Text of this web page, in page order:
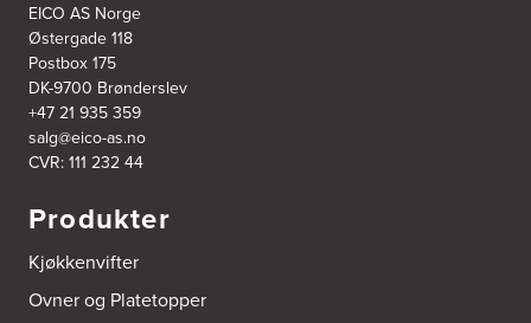
EICO AS Norge
Østergade 118
Postbox 175
DK-9700 Brønderslev
+47 21 935 359
salg@eico-as.no
CVR: 111 232 44
Produkter
Kjøkkenvifter
Ovner og Platetopper